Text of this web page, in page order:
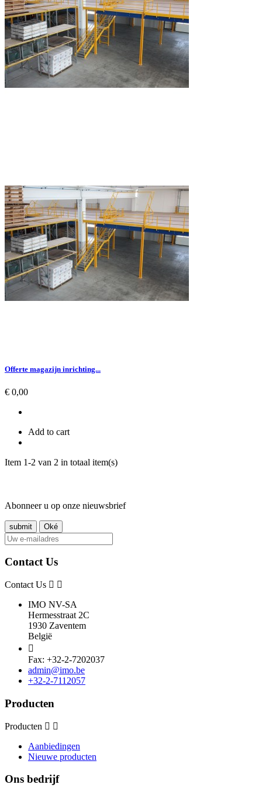
Offerte magazijn inrichting...
Prijs
€ 0,00
Add to cart
Item 1-2 van 2 in totaal item(s)
Abonneer u op onze nieuwsbrief
Contact Us
Contact Us
IMO NV-SA
Hermesstraat 2C
1930 Zaventem
België

Fax: +32-2-7202037
admin@imo.be
+32-2-7112057
Producten
Producten
Aanbiedingen
Nieuwe producten
Ons bedrijf